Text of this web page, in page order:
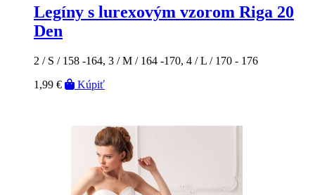
Legíny s lurexovým vzorom Riga 20
Den
2 / S / 158 -164, 3 / M / 164 -170, 4 / L / 170 - 176
1,99 €
Kúpiť